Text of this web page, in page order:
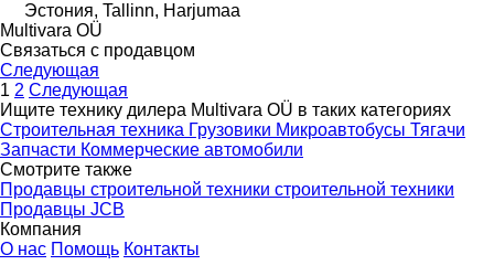
Эстония, Tallinn, Harjumaa
Multivara OÜ
Связаться с продавцом
Следующая
1 2 Следующая
Ищите технику дилера Multivara OÜ в таких категориях
Строительная техника Грузовики Микроавтобусы Тягачи
Запчасти Коммерческие автомобили
Смотрите также
Продавцы строительной техники строительной техники
Продавцы JCB
Компания
О нас Помощь Контакты